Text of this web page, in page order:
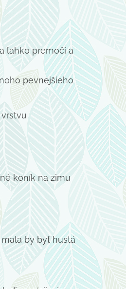
ľahko premočí a
pevnejšieho
koník na zimu
by byť hustá